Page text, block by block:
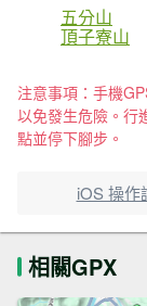
五分山
頂子寮山
注意事項：手機
以免發生危險。行
點並停下腳步。
iOS 操作
相關GPX